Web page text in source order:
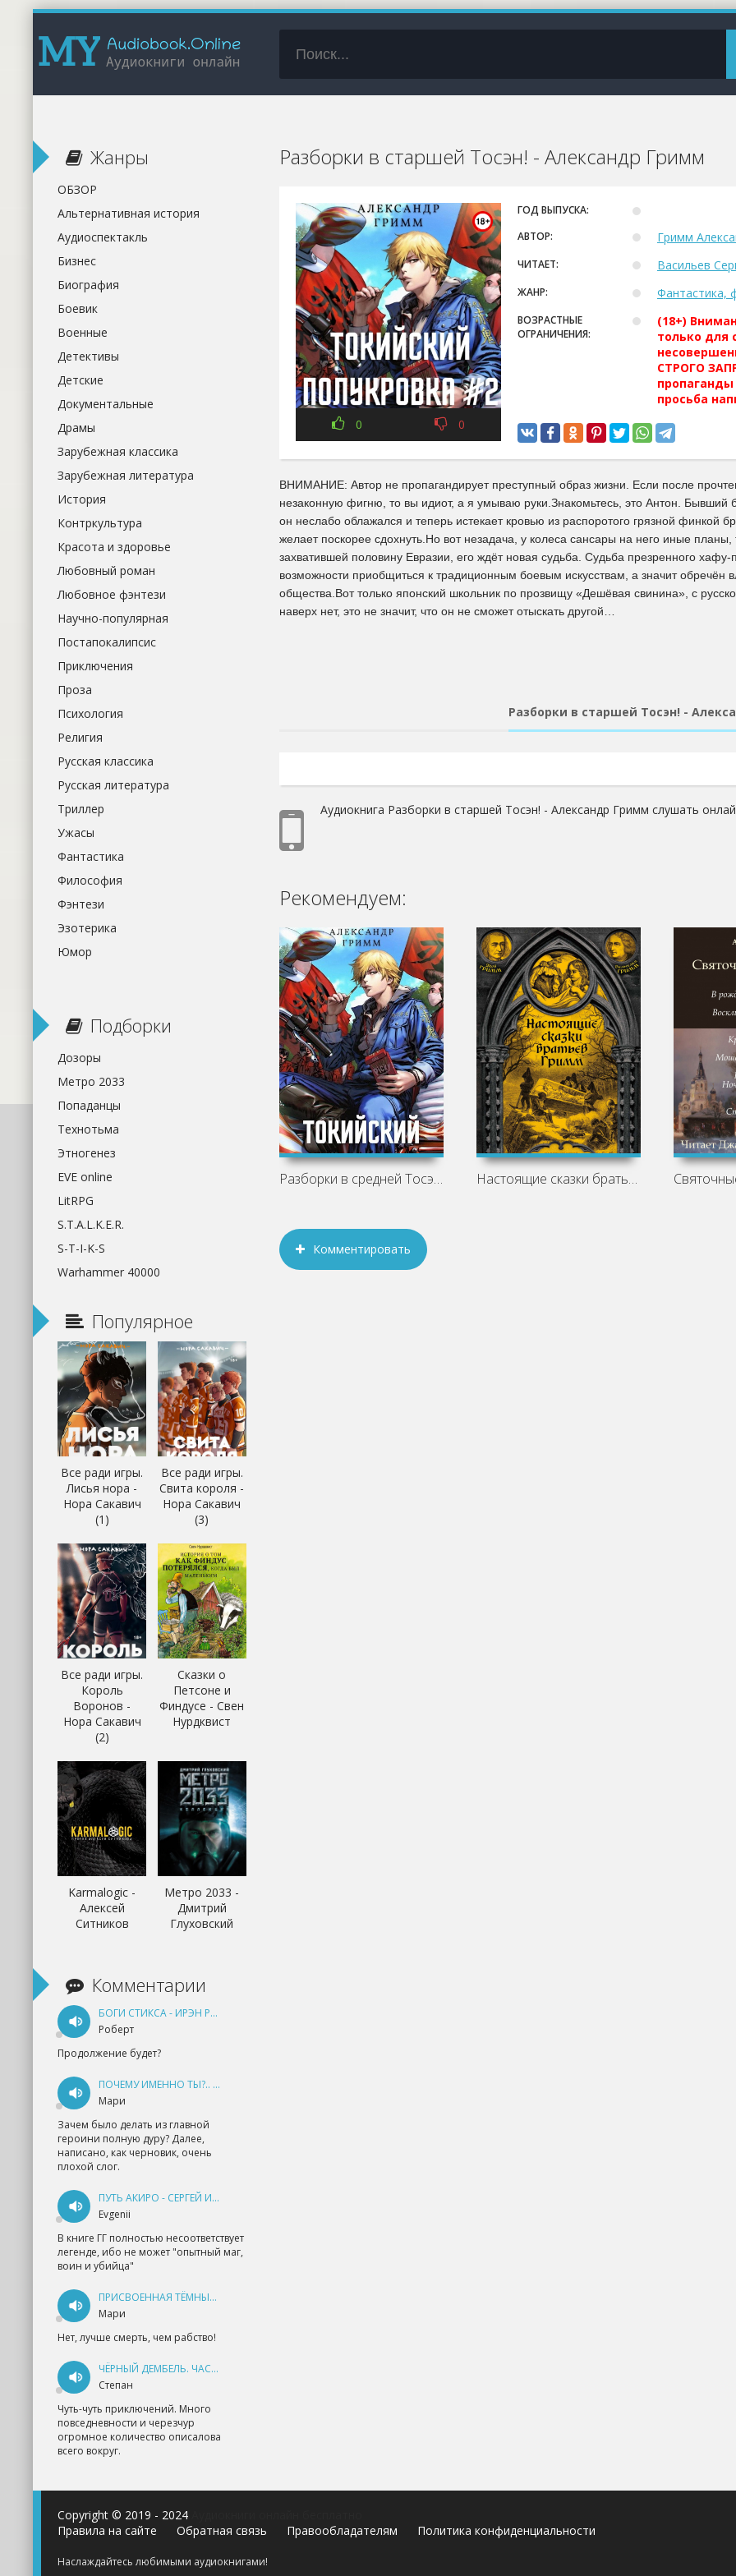
Разборки в старшей Тосэн! - Александр Гримм
0 0
ГОД ВЫПУСКА:
АВТОР:
Гримм
ЧИТАЕТ: Васильев
ЖАНР: Фантастика,
ВОЗРАСТНЫЕ
ОГРАНИЧЕНИЯ:
(18+)
только для
СТРОГО
просьба
ВНИМАНИЕ: Автор не пропагандирует преступный образ жизни. Если после
незаконную фигню, то вы идиот, а я умываю руки.Знакомьтесь, это Антон.
он неслабо облажался и теперь истекает кровью из распоротого грязной финкой
желает поскорее сдохнуть.Но вот незадача, у колеса сансары на него иные
захватившей половину Евразии, его ждёт новая судьба. Судьба презренного
возможности приобщиться к традиционным боевым искусствам, а значит обречён
общества.Вот только японский школьник по прозвищу «Дешёвая свинина», с
наверх нет, это не значит, что он не сможет отыскать другой…
Разборки в старшей Тосэн! -
Аудиокнига Разборки в старшей Тосэн! - Александр Гримм слушать
Рекомендуем:
Разборки в средней Тосэн! - Александр Настоящие сказки братьев Гримм. Часть 1
Комментировать
Жанры
ОБЗОР
Альтернативная история
Аудиоспектакль
Бизнес
Биография
Боевик
Военные
Детективы
Детские
Документальные
Драмы
Зарубежная классика
Зарубежная литература
История
Контркультура
Красота и здоровье
Любовный роман
Любовное фэнтези
Научно-популярная
Постапокалипсис
Приключения
Проза
Психология
Религия
Русская классика
Русская литература
Триллер
Ужасы
Фантастика
Философия
Фэнтези
Эзотерика
Юмор
Подборки
Дозоры
Метро 2033
Попаданцы
Технотьма
Этногенез
EVE online
LitRPG
S.T.A.L.K.E.R.
S-T-I-K-S
Warhammer 40000
Популярное
Все ради игры.
Лисья нора -
Нора Сакавич
(1)
Все ради игры.
Свита короля -
Нора Сакавич
(3)
Все ради игры.
Король
Воронов -
Нора Сакавич
(2)
Сказки о
Петсоне и
Финдусе - Свен
Нурдквист
Karmalogic -
Алексей
Ситников
Метро 2033 -
Дмитрий
Глуховский
Комментарии
БОГИ СТИКСА - ИРЭН РУДКЕВИЧ
Роберт
Продолжение будет?
ПОЧЕМУ ИМЕННО ТЫ?.. КНИГА 1 - ЕКАТЕРИНА ЮДИНА
Мари
Зачем было делать из главной
героини полную дуру? Далее,
написано, как черновик, очень
плохой слог.
ПУТЬ АКИРО - СЕРГЕЙ ИЗМАЙЛОВ
Evgenii
В книге ГГ полностью несоответствует
легенде, ибо не может "опытный маг,
воин и убийца"
ПРИСВОЕННАЯ ТЁМНЫМ. ПРОКЛЯТАЯ ЛЮБОВЬ - АННА ГЕРР
Мари
Нет, лучше смерть, чем рабство!
ЧЁРНЫЙ ДЕМБЕЛЬ. ЧАСТЬ 1 - АНДРЕЙ ФЕДИН
Степан
Чуть-чуть приключений. Много
повседневности и черезчур
огромное количество описалова
всего вокруг.
Copyright © 2019 - 2024
Правила на сайте
Обратная связь Правообладателям Политика конфиденциальности
Наслаждайтесь любимыми аудиокнигами!